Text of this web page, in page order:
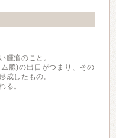
腫瘤のこと。
腺)の出口がつまり、その
成したもの。
る。